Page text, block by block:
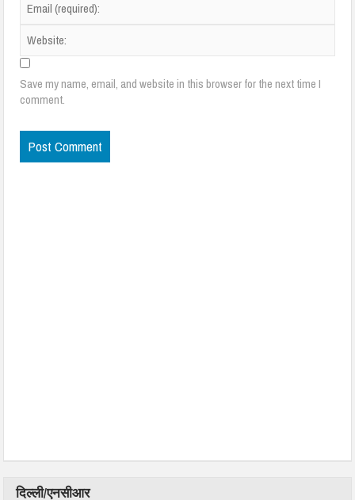
Save my name, email, and website in this browser for the next time I
comment.
दिल्ली/एनसीआर